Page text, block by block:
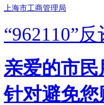
上海市工商管理局
“962110”反
亲爱的市
针对避免